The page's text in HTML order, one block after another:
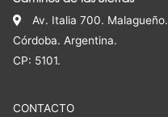
Av. Italia 700. Malagueño.
Córdoba. Argentina.
CP: 5101.
CONTACTO